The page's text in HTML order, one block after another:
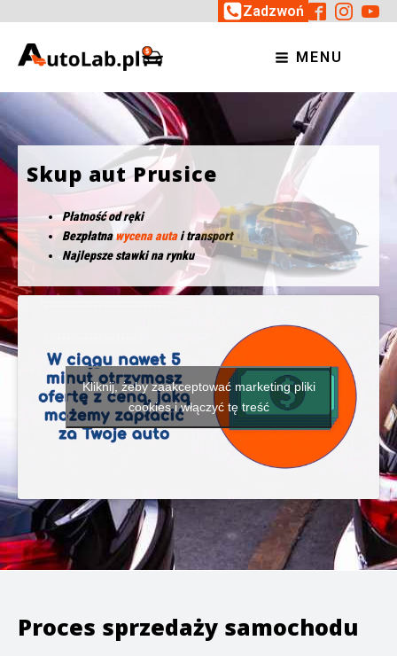
Zadzwoń
MENU
Skup aut Prusice
Płatność od ręki
Bezpłatnawycena autai transport
Najlepsze stawki na rynku
Kliknij, żeby zaakceptować marketing pliki
cookies i włączyć tę treść
Proces sprzedaży samochodu